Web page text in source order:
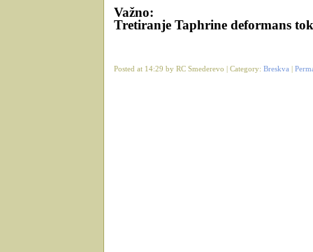
Važno:
Tretiranje Taphrine deformans
Posted at 14:29 by RC Smederevo | Category: Breskva